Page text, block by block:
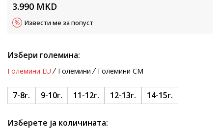
3.990 MKD
Извести ме за попуст
Избери големина:
Големини EU Големини Големини CM
7-8г. 9-10г. 11-12г. 12-13г. 14-15г.
Изберете ја количината: